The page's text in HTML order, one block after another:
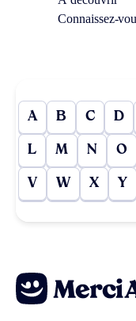
Connaissez-
A B C D
L M N O
V W X Y